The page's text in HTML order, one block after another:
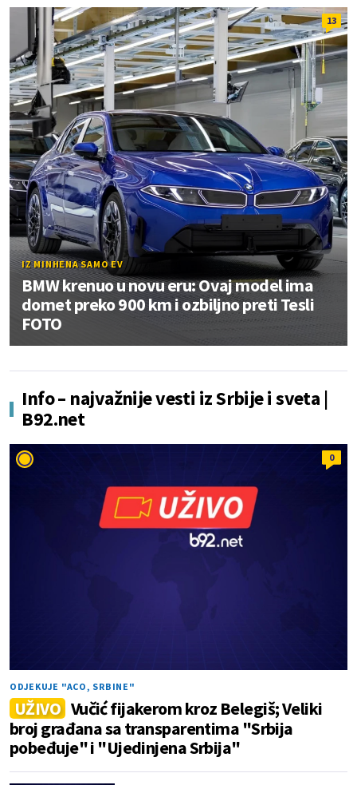
13
IZ MINHENA SAMO EV
BMW krenuo u novu eru: Ovaj model ima
domet preko 900 km i ozbiljno preti Tesli
FOTO
Info – najvažnije vesti iz Srbije i sveta |
B92.net
0
ODJEKUJE "ACO, SRBINE"
UŽIVO Vučić fijakerom kroz Belegiš; Veliki
broj građana sa transparentima "Srbija
pobeđuje" i "Ujedinjena Srbija"